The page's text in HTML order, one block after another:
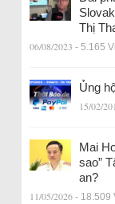
Thị
06/08/2023 - 5.165
Ủng
15/02/
Mai
sao”
an?
11/05/2026 - 18.509